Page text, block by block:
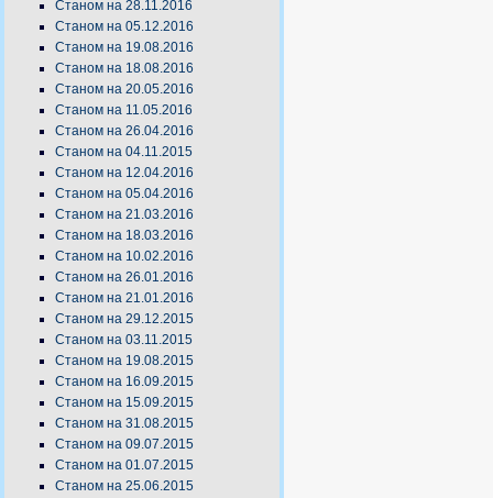
Станом на 28.11.2016
Станом на 05.12.2016
Станом на 19.08.2016
Станом на 18.08.2016
Станом на 20.05.2016
Станом на 11.05.2016
Станом на 26.04.2016
Станом на 04.11.2015
Станом на 12.04.2016
Станом на 05.04.2016
Станом на 21.03.2016
Станом на 18.03.2016
Станом на 10.02.2016
Станом на 26.01.2016
Станом на 21.01.2016
Станом на 29.12.2015
Станом на 03.11.2015
Станом на 19.08.2015
Станом на 16.09.2015
Станом на 15.09.2015
Станом на 31.08.2015
Станом на 09.07.2015
Станом на 01.07.2015
Станом на 25.06.2015